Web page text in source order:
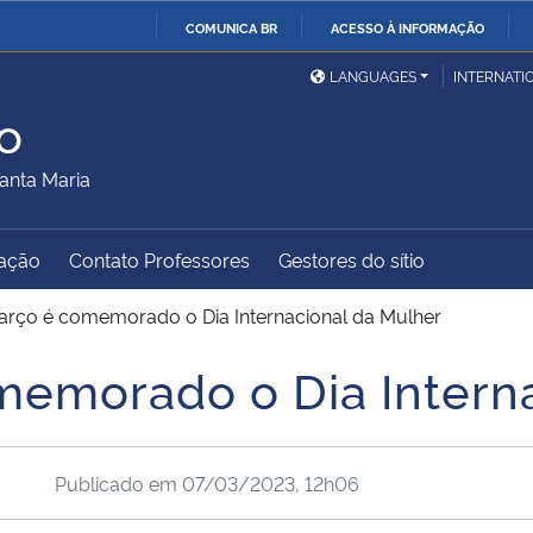
COMUNICA BR ACESSO À INFORMAÇÃO
Ministério da Defesa
Ministério das Relações
Exteriores
Ministério do
Desenvolvimento Regional
Controladoria-Geral da
União
Advocacia-Geral da União Banco Central do Brasil
LANGUAGES
Maria
Contato Professores Gestores do sítio
é comemorado o Dia Internacional da Mulher
o Dia
Publicado em 07/03/2023, 12h06